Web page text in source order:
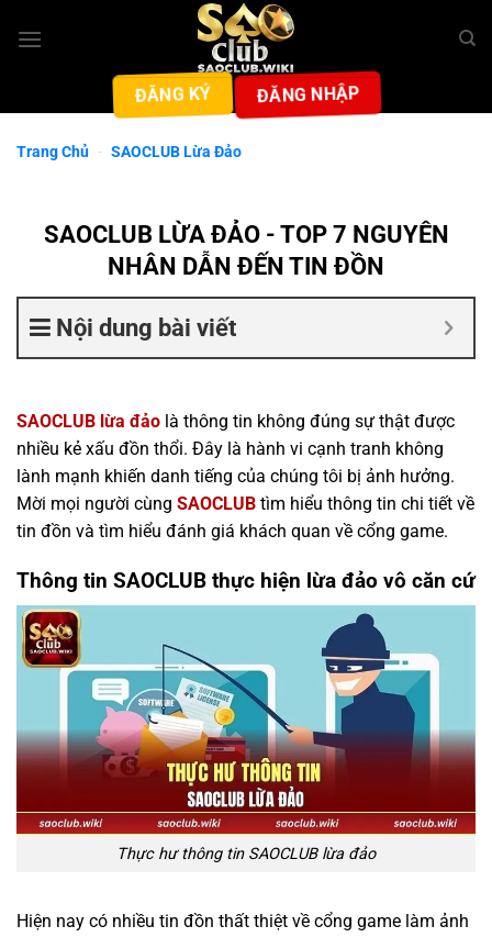
qua
ĐĂNG KÝ ĐĂNG NHẬP
Trang Chủ - SAOCLUB Lừa Đảo
SAOCLUB LỪA ĐẢO - TOP 7 NGUYÊN
NHÂN DẪN ĐẾN TIN ĐỒN
Nội dung bài viết
SAOCLUB lừa đảo là thông tin không đúng sự thật được
nhiều kẻ xấu đồn thổi. Đây là hành vi cạnh tranh không
lành mạnh khiến danh tiếng của chúng tôi bị ảnh hưởng.
Mời mọi người cùng SAOCLUB tìm hiểu thông tin chi tiết về
tin đồn và tìm hiểu đánh giá khách quan về cổng game.
Thông tin SAOCLUB thực hiện lừa đảo vô căn cứ
Thực hư thông tin SAOCLUB lừa đảo
Hiện nay có nhiều tin đồn thất thiệt về cổng game làm ảnh